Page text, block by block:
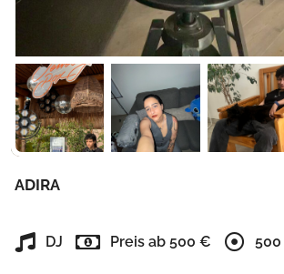
ADIRA
DJ Preis ab 500 €